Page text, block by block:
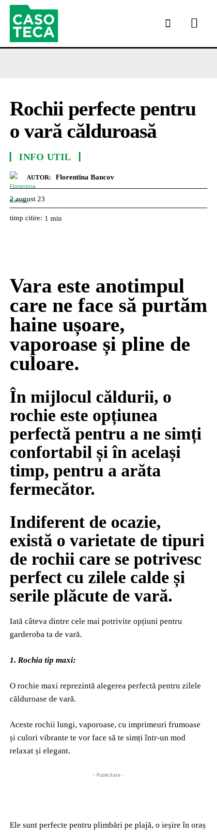
Rochii perfecte pentru
o vară călduroasă
INFO UTIL
AUTOR: Florentina Bancov
2 august 23
timp citire: 1 min
Vara este anotimpul
care ne face să purtăm
haine ușoare,
vaporoase și pline de
culoare.
În mijlocul căldurii, o
rochie este opțiunea
perfectă pentru a ne simți
confortabil și în același
timp, pentru a arăta
fermecător.
Indiferent de ocazie,
există o varietate de tipuri
de rochii care se potrivesc
perfect cu zilele calde și
serile plăcute de vară.
Iată câteva dintre cele mai potrivite opțiuni pentru
garderoba ta de vară.
1. Rochia tip maxi:
O rochie maxi reprezintă alegerea perfectă pentru zilele
călduroase de vară.
Aceste rochii lungi, vaporoase, cu imprimeuri frumoase
și culori vibrante te vor face să te simți într-un mod
relaxat și elegant.
- Publicitate -
Ele sunt perfecte pentru plimbări pe plajă, o ieșire în oraș